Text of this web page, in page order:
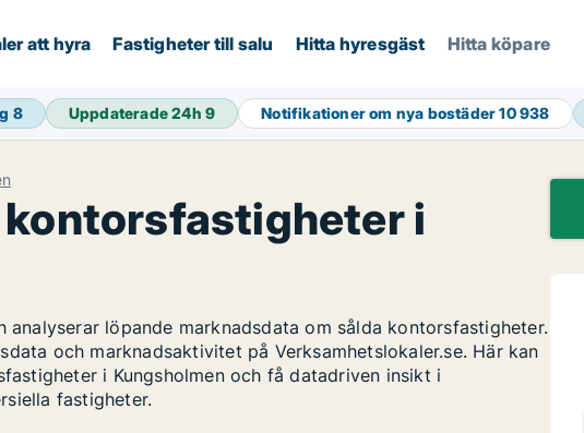
att hyra Fastigheter till salu Hitta hyresgäst Hitta köpare
8 Uppdaterade 24h9 Notifikationer om nya bostäder10 938
i
analyserar löpande marknadsdata om sålda kontorsfastigheter.
och marknadsaktivitet på Verksamhetslokaler.se. Här kan
i Kungsholmen och få datadriven insikt i
fastigheter.